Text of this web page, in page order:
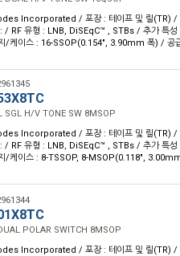
Incorporated / 포장 : 테이프 및 릴(TR) /
/ RF 유형 : LNB, DiSEqC™ , STBs / 추가 특성
/케이스 : 16-SSOP(0.154", 3.90mm 폭) / 공
SGL H/V TONE SW 8MSOP
Incorporated / 포장 : 테이프 및 릴(TR) /
/ RF 유형 : LNB, DiSEqC™ , STBs / 추가 특성
/케이스 : 8-TSSOP, 8-MSOP(0.118",
POLAR SWITCH 8MSOP
Incorporated / 포장 : 테이프 및 릴(TR) /